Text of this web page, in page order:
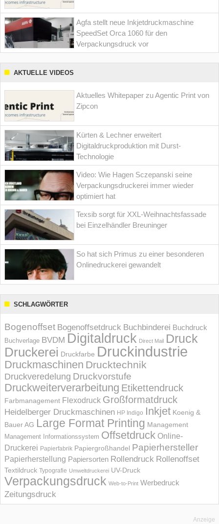
Agfa stellt neue Inkjetdruckmaschine
SpeedSet Orca 1060 für den
Verpackungsdruck vor
AKTUELLE VIDEOS
Aktuelles Whitepaper zu Agentic Print von
Zipcon
Kürten & Lechner erweitert
Digitaldruckproduktion mit Durst-
Technologie
Video: Wie Hagen Sczepanski seine
Verpackungsdruckerei immer wieder
optimiert hat
Texsib sorgt für XXL-Weihnachtsfassade
bei Einzelhändler Breuninger
So hat sich Primus zu einer besonderen
Onlinedruckerei gewandelt
SCHLAGWÖRTER
Bogenoffset Bogenoffsetdruck Buchbinderei Buchdruck
Buchverlage BVDM Digitaldruck Direct Mail Druck
Druckerei Druckfarbe Druckindustrie
Druckmaschinen Drucktechnik
Druckveredelung Druckvorstufe
Druckweiterverarbeitung Etikettendruck
Farbmanagement Flexodruck Großformatdruck
Heidelberger Druckmaschinen HP Indigo Inkjet Koenig &
Bauer AG Large Format Printing Management
Management Informations­system Offsetdruck Online-
Druckerei Papierfabrik Papiergroßhandel Papierhersteller
Papierherstellung Papiersorten Rollendruck Rollenoffset
Textildruck Typografie Umweltdruckerei UV-Druck
Verpackungsdruck Web-to-Print Werbedruck
Zeitungsdruck
Anzeige